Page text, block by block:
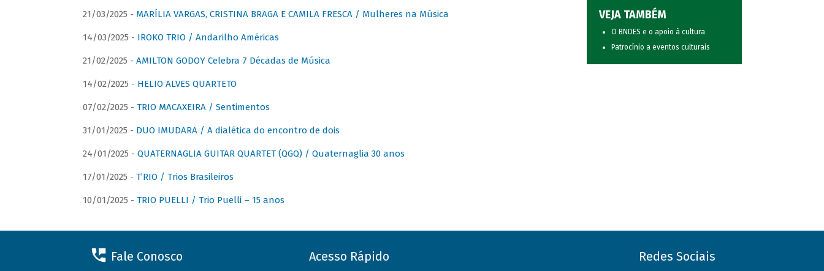
21/03/2025 - MARÍLIA VARGAS, CRISTINA BRAGA E CAMILA FRESCA / Mulheres na Música
14/03/2025 - IROKO TRIO / Andarilho Américas
21/02/2025 - AMILTON GODOY Celebra 7 Décadas de Música
14/02/2025 - HELIO ALVES QUARTETO
07/02/2025 - TRIO MACAXEIRA / Sentimentos
31/01/2025 - DUO IMUDARA / A dialética do encontro de dois
24/01/2025 - QUATERNAGLIA GUITAR QUARTET (QGQ) / Quaternaglia 30 anos
17/01/2025 - T’RIO / Trios Brasileiros
10/01/2025 - TRIO PUELLI / Trio Puelli – 15 anos
VEJA TAMBÉM
O BNDES e o apoio à cultura
Patrocínio a eventos culturais
Fale Conosco Acesso Rápido Redes Sociais